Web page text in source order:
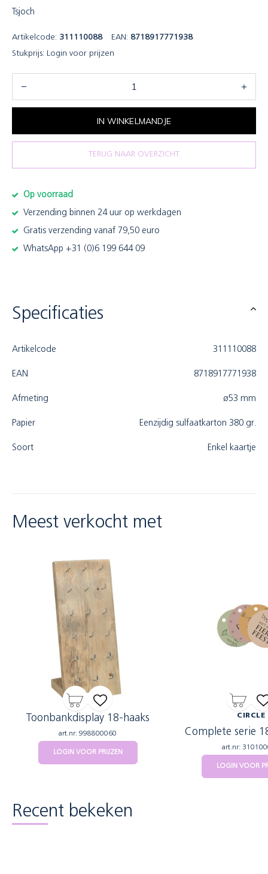
Tsjoch
Artikelcode: 311110088 EAN: 8718917771938
Stukprijs: Login voor prijzen
IN WINKELMANDJE
TERUG NAAR OVERZICHT
Op voorraad
Verzending binnen 24 uur op werkdagen
Gratis verzending vanaf 79,50 euro
WhatsApp +31 (0)6 199 644 09
Specificaties
Artikelcode 311110088
EAN 8718917771938
Afmeting ø53 mm
Papier Eenzijdig sulfaatkarton 380 gr.
Soort Enkel kaartje
Meest verkocht met
Toonbankdisplay 18-haaks
art.nr: 998800060
LOGIN VOOR PRIJZEN
CIRCLE
Complete serie
art.nr:
LOGIN VOOR
Recent bekeken